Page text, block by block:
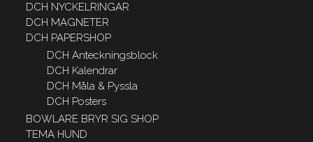
DCH NYCKELRINGAR
DCH MAGNETER
DCH PAPERSHOP
DCH Anteckningsblock
DCH Kalendrar
DCH Måla & Pyssla
DCH Posters
BOWLARE BRYR SIG SHOP
TEMA HUND